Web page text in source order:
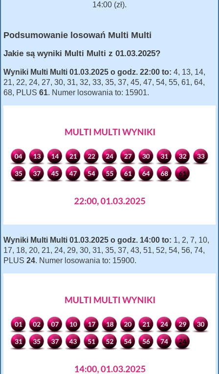
14:00 (zł).
Podsumowanie losowań Multi Multi
Jakie są wyniki Multi Multi z 01.03.2025?
Wyniki Multi Multi 01.03.2025 o godz. 22:00 to: 4, 13, 14,
21, 22, 24, 27, 30, 31, 32, 33, 35, 37, 45, 47, 54, 55, 61, 64,
68, PLUS 61. Numer losowania to: 15901.
Wyniki Multi Multi 01.03.2025 o godz. 14:00 to: 1, 2, 7, 10,
17, 18, 20, 21, 24, 29, 30, 31, 35, 37, 43, 51, 52, 54, 56, 74,
PLUS 24. Numer losowania to: 15900.